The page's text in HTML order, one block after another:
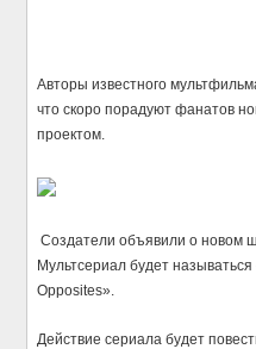
Авторы известного
что скоро порадуют фанатов
проектом.
Создатели объявили о новом
Мультсериал будет
Opposites».
Действие сериала будет